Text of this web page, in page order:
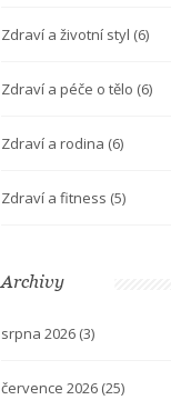
Zdraví a životní styl (6)
Zdraví a péče o tělo (6)
Zdraví a rodina (6)
Zdraví a fitness (5)
Archivy
srpna 2026 (3)
července 2026 (25)